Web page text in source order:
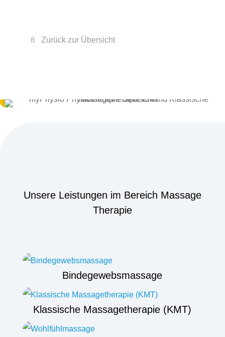
Zurück zur Übersicht
Unsere Leistungen im Bereich Massage
Therapie
Bindegewebsmassage
Klassische Massagetherapie (KMT)